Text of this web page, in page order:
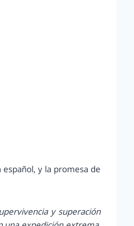
y la promesa de
y superación